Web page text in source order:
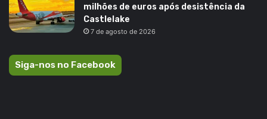
milhões de euros após desistência da
Castlelake
7 de agosto de 2026
Siga-nos no Facebook